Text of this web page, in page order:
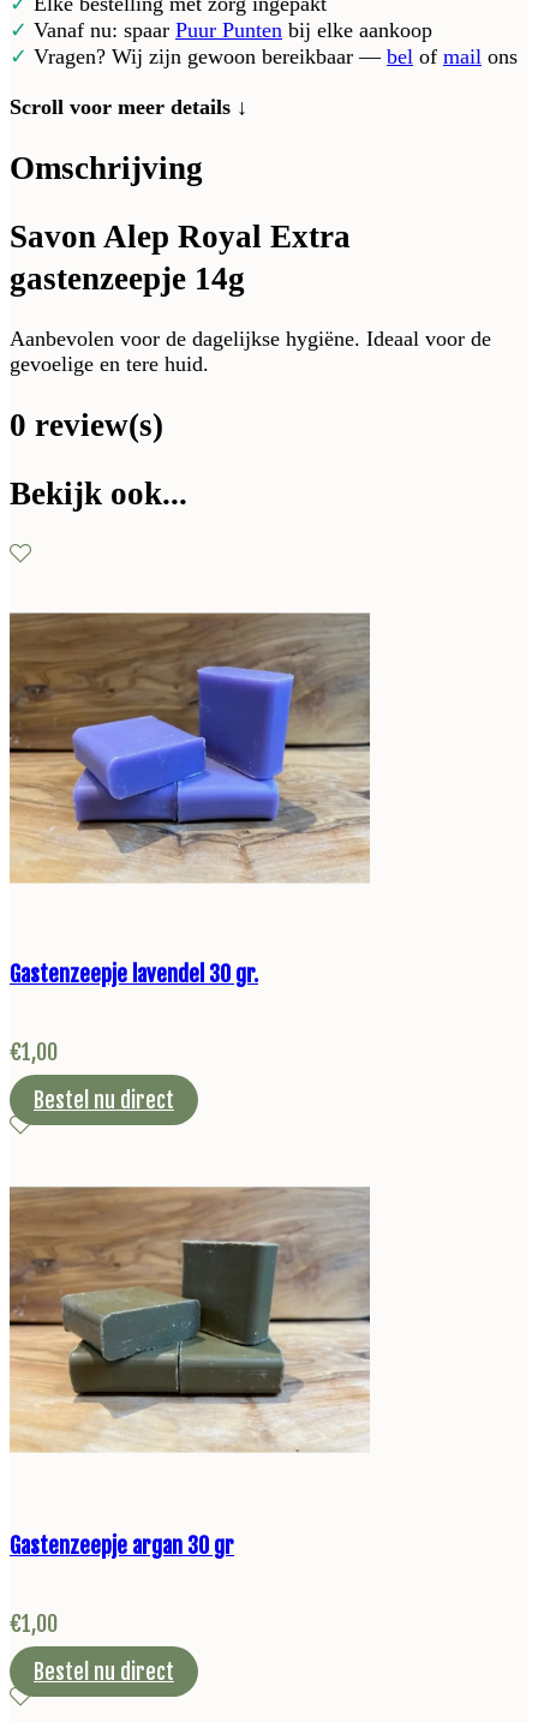
✓ Vanaf nu: spaar Puur Punten bij elke aankoop
✓ Vragen? Wij zijn gewoon bereikbaar — bel of mail ons
Scroll voor meer details ↓
Omschrijving
Savon Alep Royal Extra
gastenzeepje 14g
Aanbevolen voor de dagelijkse hygiëne. Ideaal voor de
gevoelige en tere huid.
0 review(s)
Bekijk ook...
Gastenzeepje lavendel 30 gr.
€1,00
Bestel nu direct
Gastenzeepje argan 30 gr
€1,00
Bestel nu direct